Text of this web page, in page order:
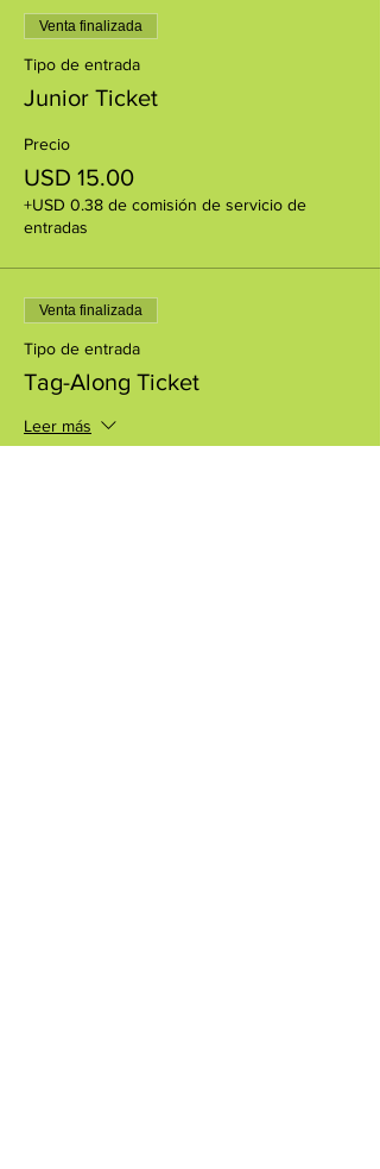
Venta finalizada
Tipo de entrada
Junior Ticket
Precio
USD 15.00
+USD 0.38 de comisión de servicio de
entradas
Venta finalizada
Tipo de entrada
Tag-Along Ticket
Leer más